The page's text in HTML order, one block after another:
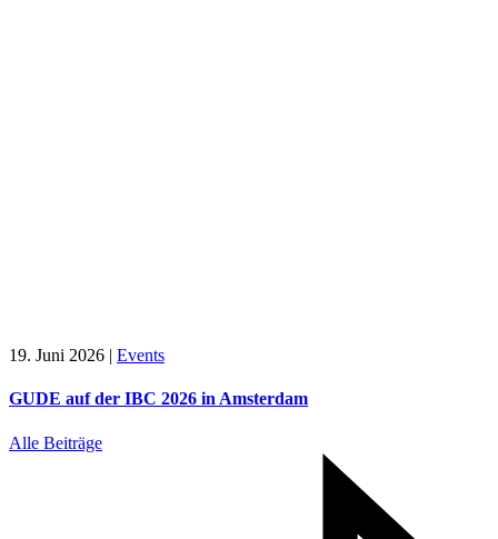
19. Juni 2026 | Events
GUDE auf der IBC 2026 in Amsterdam
Alle Beiträge